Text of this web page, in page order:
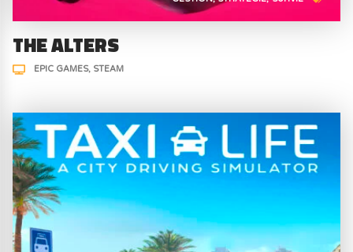
THE ALTERS
EPIC GAMES STEAM